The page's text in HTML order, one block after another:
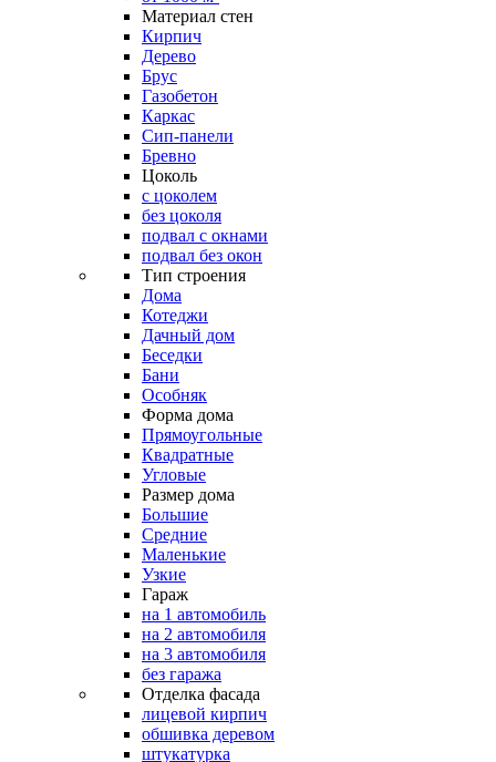
Материал стен
Кирпич
Дерево
Брус
Газобетон
Каркас
Сип-панели
Бревно
Цоколь
с цоколем
без цоколя
подвал с окнами
подвал без окон
Тип строения
Дома
Котеджи
Дачный дом
Беседки
Бани
Особняк
Форма дома
Прямоугольные
Квадратные
Угловые
Размер дома
Большие
Средние
Маленькие
Узкие
Гараж
на 1 автомобиль
на 2 автомобиля
на 3 автомобиля
без гаража
Отделка фасада
лицевой кирпич
обшивка деревом
штукатурка